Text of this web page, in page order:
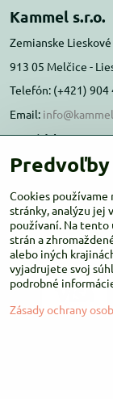
Kammel s.r.o.
Zemianske
913 05 Melčice -
Telefón: (+421) 904
Email:
Prevádzka:
Administratívna
Otváracie hodiny:
PIA-NE
Cookies
stránky, analýzu jej
používaní. Na
strán a
alebo iných
vyjadrujete svoj
podrobné
Zásady ochrany